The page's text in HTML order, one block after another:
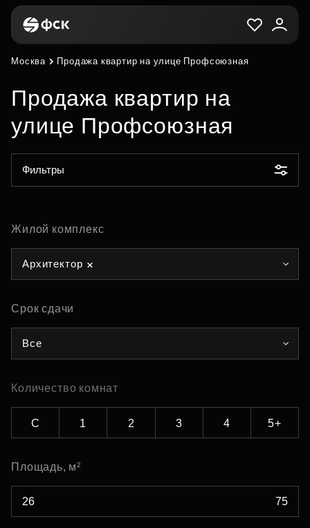
Москва Продажа квартир на улице Профсоюзная
Продажа квартир на
улице Профсоюзная
Фильтры
Жилой комплекс
Архитектор
Срок сдачи
Все
Количество комнат
С 1 2 3 4 5+
Площадь, м²